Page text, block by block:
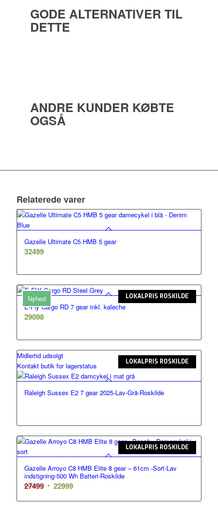
GODE ALTERNATIVER TIL
DETTE
ANDRE KUNDER KØBTE
OGSÅ
Relaterede varer
Gazelle Ultimate C5 HMB 5 gear
32499
LOKALPRIS ROSKILDE
Nyhed
E-Fly Cargo RD 7 gear inkl. kaleche
29098
LOKALPRIS ROSKILDE
Midlertid udsolgt
Kontakt butik for lagerstatus
Raleigh Sussex E2 7 gear 2025-Lav-Grå-Roskilde
LOKALPRIS ROSKILDE
Gazelle Arroyo C8 HMB Elite 8 gear – 61cm -Sort-Lav
indstigning-500 Wh Batteri-Roskilde
27499 Den22999Den